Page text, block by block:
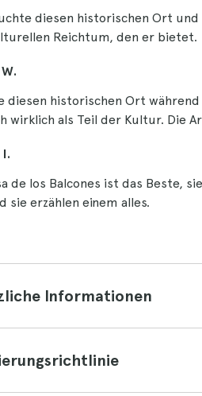
diesen historischen Ort
Reichtum, den er bietet.
diesen historischen Ort
wirklich als Teil der Kultur. Die
I.
de los Balcones ist das Beste,
sie erzählen einem alles.
Informationen